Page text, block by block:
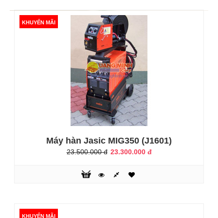
Máy hàn Inverter Jasic MIG NBC-500 Đặc điểm:*Thiết bị có
thể làm việc trong dải điện áp từ 200 đến 575VAC điện 3
pha.*Hệ thống điều khiển chơn và chính xác.*Máy có chế
độ hàn 2T/4T do đó có thể hàn liên tục trong thời gian
dài.*Điện áp hàn, dòng hàn có thể đặt trước và hiển thị bởi
hệ thống LED.*Áp và dòng ngắt có thể được thiết lập trước
và điề..
KHUYẾN MÃI
Máy hàn Jasic MIG350 (J1601)
23.500.000 đ 23.300.000 đ
KHUYẾN MÃI